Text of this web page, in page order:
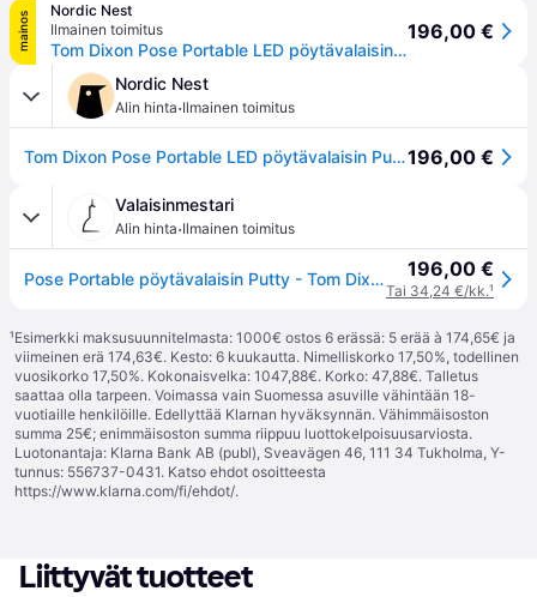
mainos
Nordic Nest
Ilmainen toimitus
Tom Dixon Pose Portable LED pöytävalaisin Pusku
196,00 €
Nordic Nest
Alin hinta·Ilmainen toimitus
Tom Dixon Pose Portable LED pöytävalaisin Pusku196,00 €
Valaisinmestari
Alin hinta·Ilmainen toimitus
Pose Portable pöytävalaisin Putty - Tom Dixon - Olohuone - Design - Muovi - Yksilamppuinen 196,00 €
Tai 34,24 €/kk.¹
¹Esimerkki maksusuunnitelmasta: 1000€ ostos 6 erässä: 5 erää à 174,65€ ja
viimeinen erä 174,63€. Kesto: 6 kuukautta. Nimelliskorko 17,50%, todellinen
vuosikorko 17,50%. Kokonaisvelka: 1047,88€. Korko: 47,88€. Talletus
saattaa olla tarpeen. Voimassa vain Suomessa asuville vähintään 18-
vuotiaille henkilöille. Edellyttää Klarnan hyväksynnän. Vähimmäisoston
summa 25€; enimmäisoston summa riippuu luottokelpoisuusarviosta.
Luotonantaja: Klarna Bank AB (publ), Sveavägen 46, 111 34 Tukholma, Y-
tunnus: 556737-0431. Katso ehdot osoitteesta
https://www.klarna.com/fi/ehdot/.
Liittyvät tuotteet